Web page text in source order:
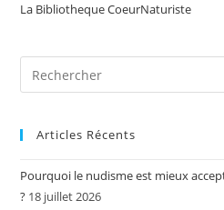
La Bibliotheque CoeurNaturiste
Articles Récents
Pourquoi le nudisme est mieux
? 18 juillet 2026